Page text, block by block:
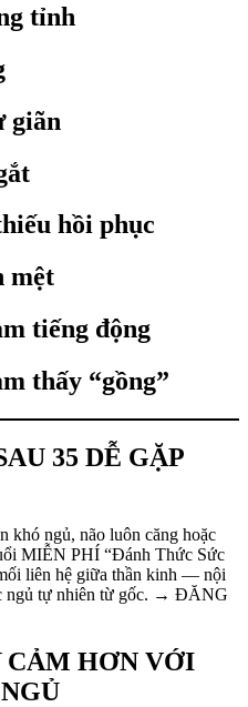
tỉnh
giãn
hồi phục
mệt
tiếng động
thấy “gồng”
35 DỄ GẶP
khó ngủ, não luôn căng hoặc
MIỄN PHÍ “Đánh Thức Sức
liên hệ giữa thần kinh — nội
ngủ tự nhiên từ gốc. → ĐĂNG
CẢM HƠN VỚI